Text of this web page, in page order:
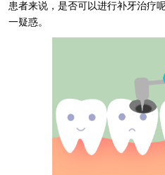
患者来说，是否可以进行补牙治疗
一疑惑。